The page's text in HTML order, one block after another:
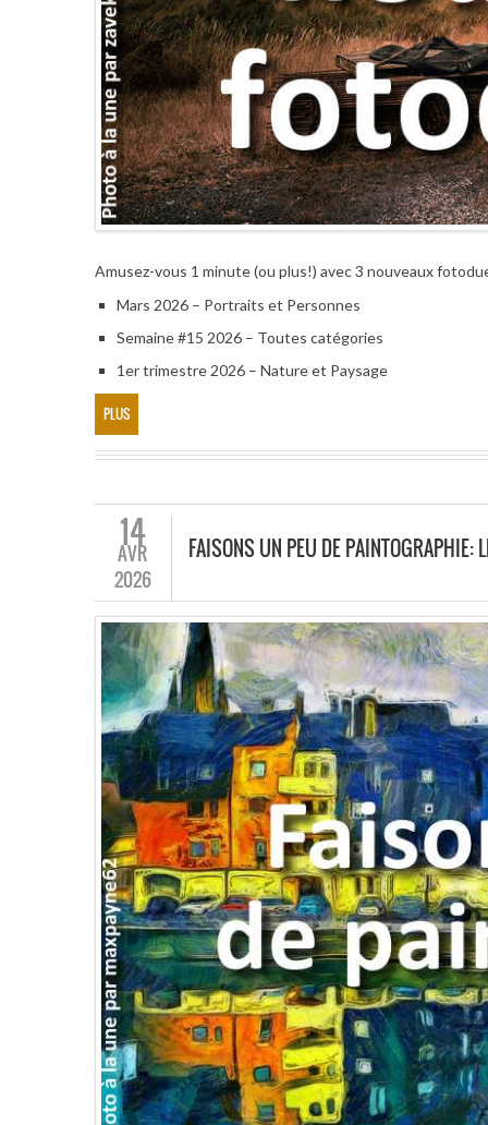
Amusez-vous 1 minute (ou plus!) avec 3 nouveaux
Mars 2026 – Portraits et Personnes
Semaine #15 2026 – Toutes catégories
1er trimestre 2026 – Nature et Paysage
PLUS
14
AVR
2026
FAISONS UN PEU DE PAINTOGRAPHIE: